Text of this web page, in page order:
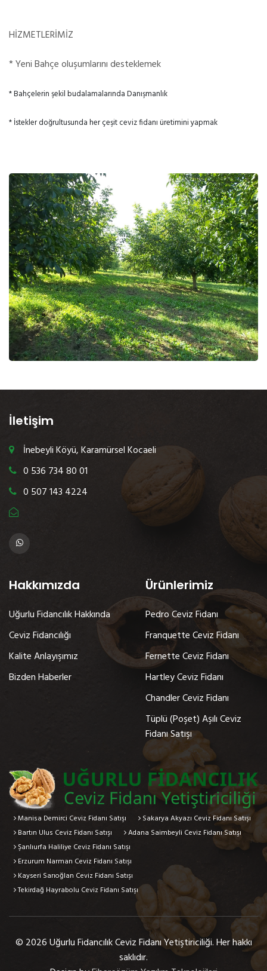
HİZMETLERİMİZ
* Yeni Bahçe oluşumlarını desteklemek
* Bahçelerin şekil budalamalarında Danışmanlık
* İstekler doğrultusunda her çeşit ceviz fidanı üretimini yapmak
İletişim
İnebeyli Köyü, Karamürsel Kocaeli
0 536 734 80 01
0 507 143 4224
Hakkımızda
Uğurlu Fidancılık Hakkında
Ceviz Fidancılığı
Kalite Anlayışımız
Bizden Haberler
Ürünlerimiz
Pedro Ceviz Fidanı
Franquette Ceviz Fidanı
Fernette Ceviz Fidanı
Hartley Ceviz Fidanı
Chandler Ceviz Fidanı
Tüplü (Poşet) Aşılı Ceviz
Fidanı Satışı
Manisa Demirci Ceviz Fidanı Satışı
Sakarya Akyazı Ceviz Fidanı Satışı
Bartın Ulus Ceviz Fidanı Satışı
Adana Saimbeyli Ceviz Fidanı Satışı
Şanlıurfa Haliliye Ceviz Fidanı Satışı
Erzurum Narman Ceviz Fidanı Satışı
Kayseri Sarıoğlan Ceviz Fidanı Satışı
Tekirdağ Hayrabolu Ceviz Fidanı Satışı
© 2026 Uğurlu Fidancılık Ceviz Fidanı Yetiştiriciliği. Her hakkı
saklıdır.